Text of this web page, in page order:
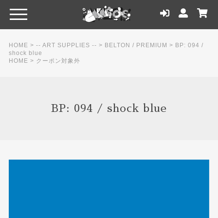
HOME > -- ART SUPPLIES -- > BELTON / PREMIUM > BP: 094 /
shock blue
HOME > クーポン対象外
BP: 094 / shock blue